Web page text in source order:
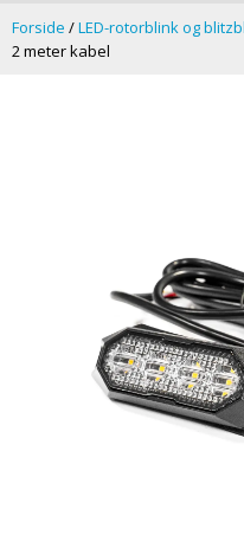
LED-baglygter
LED-rotorblink og
LED-
LED-armaturer og
Stik,
og landbrug
Agroled Blog
FAQs – Ofte stillede
LED-baglygter
LED-fordelspakker
LED-armaturer og
Stik, kabelbindere
Forside /LED-rotorblink og
2 meter kabel